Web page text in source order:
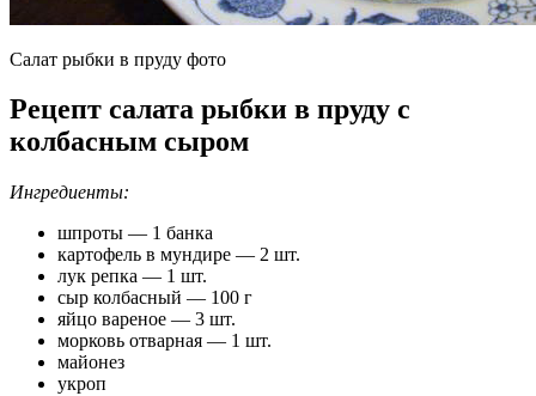
Салат рыбки в пруду фото
Рецепт салата рыбки в пруду с
колбасным сыром
Ингредиенты:
шпроты — 1 банка
картофель в мундире — 2 шт.
лук репка — 1 шт.
сыр колбасный — 100 г
яйцо вареное — 3 шт.
морковь отварная — 1 шт.
майонез
укроп